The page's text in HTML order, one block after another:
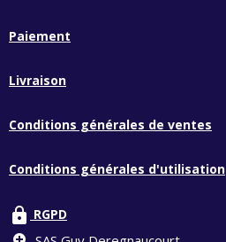
Paiement
Livraison
Conditions générales de ventes
Conditions générales d'utilisation
lock RGPD